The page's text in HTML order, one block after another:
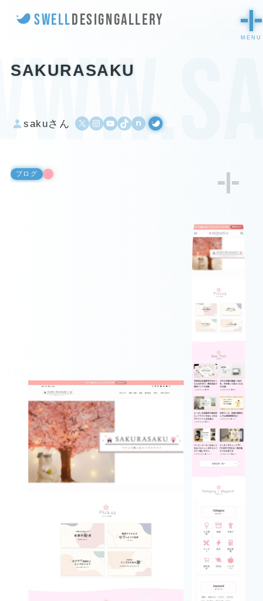
SWELLDESIGNGALLERY
SAKURASAKU
sakuさん X Instagram
YouTube
TikTok
500pxWordPress
ブログ